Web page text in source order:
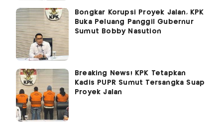
Bongkar Korupsi Proyek Jalan, KPK
Buka Peluang Panggil Gubernur
Sumut Bobby Nasution
Breaking News! KPK Tetapkan
Kadis PUPR Sumut Tersangka Suap
Proyek Jalan